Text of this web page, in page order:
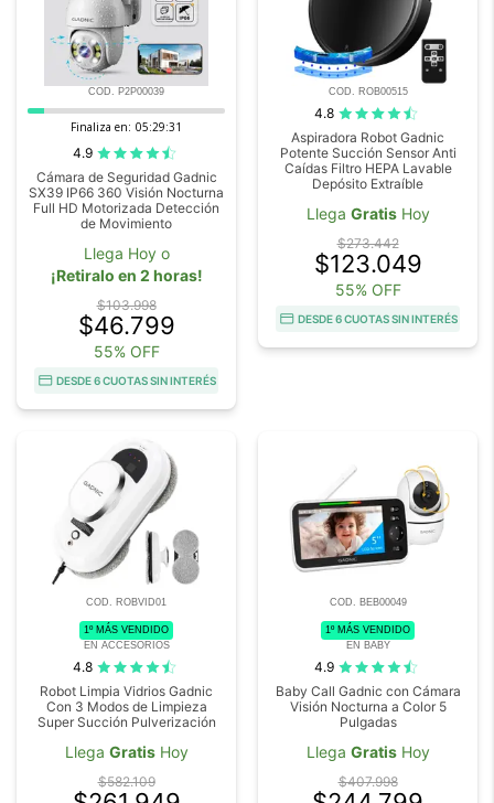
COD. P2P00039
Finaliza en: 05:29:29
4.9
Cámara de Seguridad Gadnic
SX39 IP66 360 Visión Nocturna
Full HD Motorizada Detección
de Movimiento
Llega Hoy o
¡Retiralo en 2 horas!
$103.998
$46.799
55% OFF
DESDE 6 CUOTAS SIN INTERÉS
COD. ROB00515
4.8
Aspiradora Robot Gadnic
Potente Succión Sensor Anti
Caídas Filtro HEPA Lavable
Depósito Extraíble
Llega GratisHoy
$273.442
$123.049
55% OFF
DESDE 6 CUOTAS SIN INTERÉS
COD. ROBVID01
1º MÁS VENDIDO
EN ACCESORIOS
4.8
Robot Limpia Vidrios Gadnic
Con 3 Modos de Limpieza
Super Succión Pulverización
Llega GratisHoy
$582.109
COD. BEB00049
1º MÁS VENDIDO
EN BABY
4.9
Baby Call Gadnic con Cámara
Visión Nocturna a Color 5
Pulgadas
Llega GratisHoy
$407.998